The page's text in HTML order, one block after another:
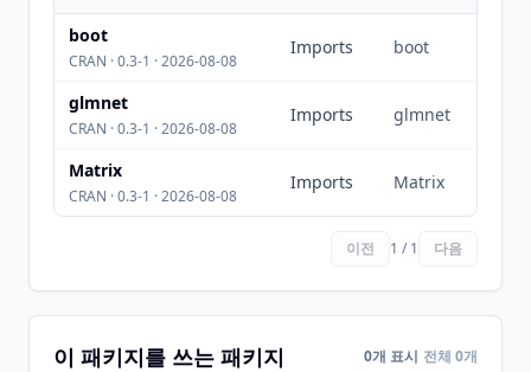
boot
CRAN · 0.3-1 · 2026-08-08
Imports boot
glmnet
CRAN · 0.3-1 · 2026-08-08
Imports glmnet
Matrix
CRAN · 0.3-1 · 2026-08-08
Imports Matrix
이전 1 / 1 다음
이 패키지를 쓰는 패키지 0개 표시 전체 0개